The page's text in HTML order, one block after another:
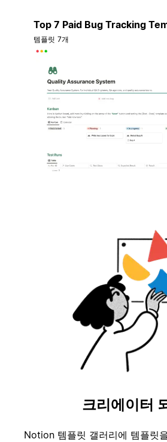
Top 7 Paid Bug Tracking
템플릿 7개
크리에이터
Notion 템플릿 갤러리에 템플릿